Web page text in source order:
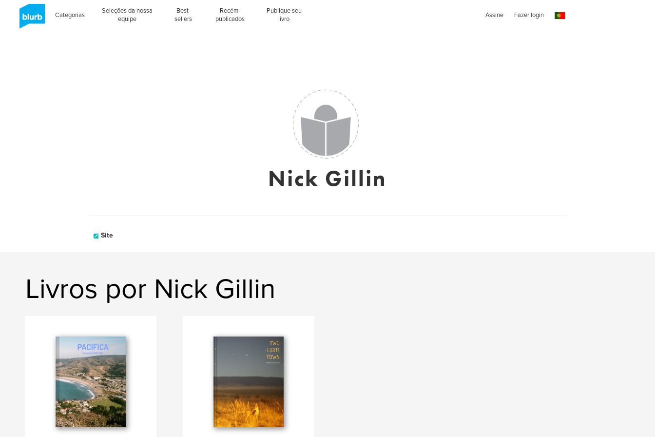
Categorias
Seleções da nossa
equipe
Best-
sellers
Recém-
publicados
Publique seu
livro
Assine Fazer login
Nick Gillin
Site
Livros por Nick Gillin